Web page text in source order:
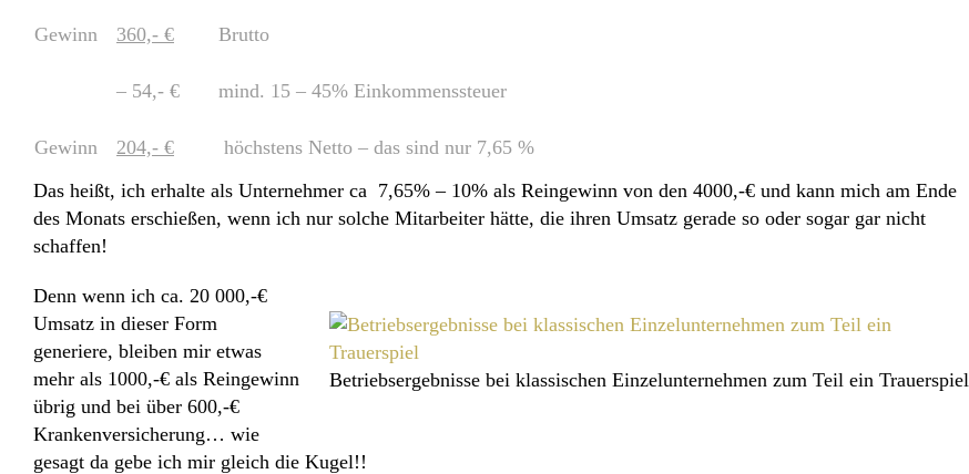
Gewinn 360,- € Brutto
– 54,- € mind. 15 – 45% Einkommenssteuer
Gewinn 204,- €
höchstens Netto – das sind nur 7,65 %
Das heißt, ich erhalte als Unternehmer ca 7,65% – 10% als Reingewinn von den 4000,-€ und kann mich am Ende
des Monats erschießen, wenn ich nur solche Mitarbeiter hätte, die ihren Umsatz gerade so oder sogar gar nicht
schaffen!
Betriebsergebnisse bei klassischen Einzelunternehmen zum Teil ein Trauerspiel
Denn wenn ich ca. 20 000,-€
Umsatz in dieser Form
generiere, bleiben mir etwas
mehr als 1000,-€ als Reingewinn
übrig und bei über 600,-€
Krankenversicherung… wie
gesagt da gebe ich mir gleich die Kugel!!